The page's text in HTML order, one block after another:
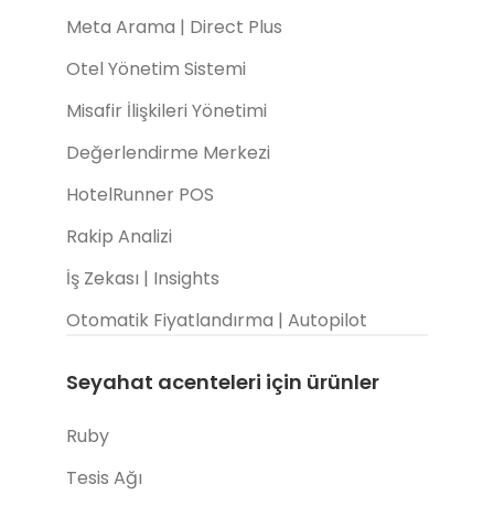
Meta Arama | Direct Plus
Otel Yönetim Sistemi
Misafir İlişkileri Yönetimi
Değerlendirme Merkezi
HotelRunner POS
Rakip Analizi
İş Zekası | Insights
Otomatik Fiyatlandırma | Autopilot
Seyahat acenteleri için ürünler
Ruby
Tesis Ağı